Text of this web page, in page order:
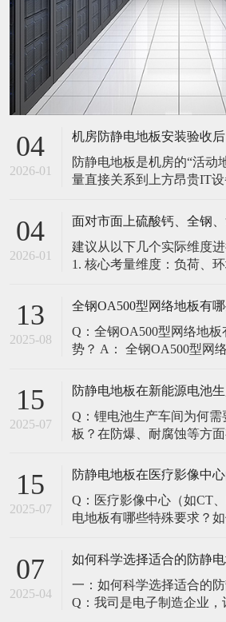
04
2026-01
防静电地板是机房的“活动
量直接关系到上方昂贵IT
修，是保障其长期可靠的关键。 1.
由值班工程师执行）： 观： 巡检时观察地
面有无明显的水渍、油污
04
2026-01
建议从以下几个实际维度进
1. 核心考量维度：负荷、环境
您必须计算机房规划区域内
点载荷（通常指服务器机柜
力）。 轻型机房（标准服务器/网络柜）：
单点载荷通常在1960N，主
13
2025-08
全钢OA500型网络地板有
Q：全钢OA500型网络地
势？ A： 全钢OA500型网
以下核心优势： 高强度结
轧钢板拉伸焊接成型，表面
塑，防锈耐磨，承重性能
线：配套活动线槽板设计
15
2025-07
Q：锂电池生产车间为何
板？在防爆、耐腐蚀等方
环境并存的特殊场景，需要
境要求 • 防爆等级：Ex IIB
证） • 静电泄放速度：<0.
15
2025-07
Q：医疗影像中心（如CT
电地板有哪些特殊要求？
环境特殊性对防静电地板提
疗影像环境的特殊需求 电磁兼容性要求 •
MRI室需完全无磁：磁化率
07
2025-04
如何科学选择适合的防静电
一：如何科学选择适合的
Q：我司是电子制造企业，